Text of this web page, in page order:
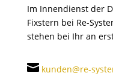
Im Innendienst der
Fixstern bei Re-
stehen bei Ihr an
 kunden@re-